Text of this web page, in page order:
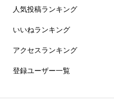
人気投稿ランキング
いいねランキング
アクセスランキング
登録ユーザー一覧